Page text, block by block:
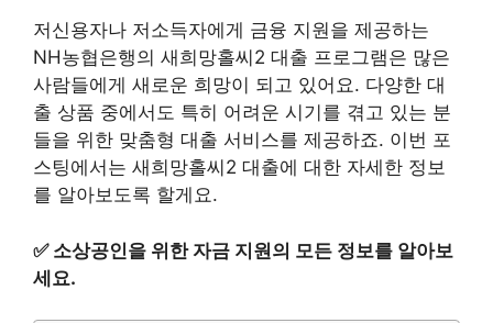
저신용자나 저소득자에게 금융 지원을 제공하는
NH농협은행의 새희망홀씨2 대출 프로그램은 많은
사람들에게 새로운 희망이 되고 있어요. 다양한 대
출 상품 중에서도 특히 어려운 시기를 겪고 있는 분
들을 위한 맞춤형 대출 서비스를 제공하죠. 이번 포
스팅에서는 새희망홀씨2 대출에 대한 자세한 정보
를 알아보도록 할게요.
✅ 소상공인을 위한 자금 지원의 모든 정보를 알아보
세요.